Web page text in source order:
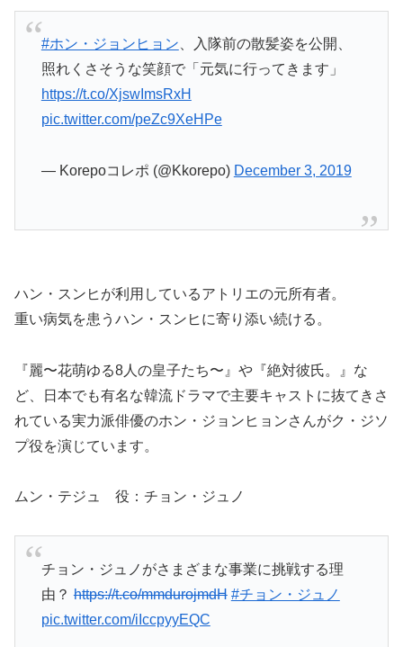
#ホン・ジョンヒョン 、入隊前の散髪姿を公開、
照れくさそうな笑顔で「元気に行ってきます」
https://t.co/XjswImsRxH
pic.twitter.com/peZc9XeHPe
— Korepoコレポ (@Kkorepo) December 3, 2019
ハン・スンヒが利用しているアトリエの元所有者。
重い病気を患うハン・スンヒに寄り添い続ける。
『麗〜花萌ゆる8人の皇子たち〜』や『絶対彼氏。』な
ど、日本でも有名な韓流ドラマで主要キャストに抜てきさ
れている実力派俳優のホン・ジョンヒョンさんがク・ジソ
プ役を演じています。
ムン・テジュ 役：チョン・ジュノ
チョン・ジュノがさまざまな事業に挑戦する理
由？https://t.co/mmdurojmdH #チョン・ジュノ
pic.twitter.com/iIccpyyEQC